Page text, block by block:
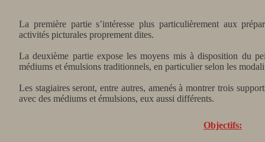
La première partie s’intéresse plus particulièrement aux
activités picturales proprement dites.
La deuxième partie expose les moyens mis à disposition du
médiums et émulsions traditionnels, en particulier selon les
Les stagiaires seront, entre autres, amenés à montrer trois
avec des médiums et émulsions, eux aussi différents.
Objectifs: